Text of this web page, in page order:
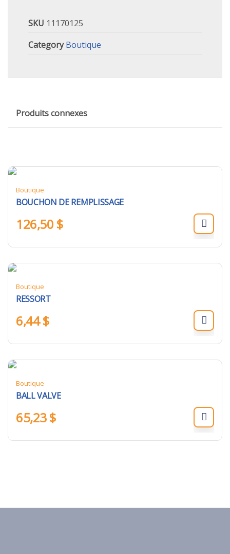
SKU 11170125
Category Boutique
Produits connexes
Boutique
BOUCHON DE REMPLISSAGE
126,50 $
Boutique
RESSORT
6,44$
Boutique
BALL VALVE
65,23$